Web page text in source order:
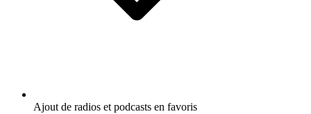
Ajout de radios et podcasts en favoris